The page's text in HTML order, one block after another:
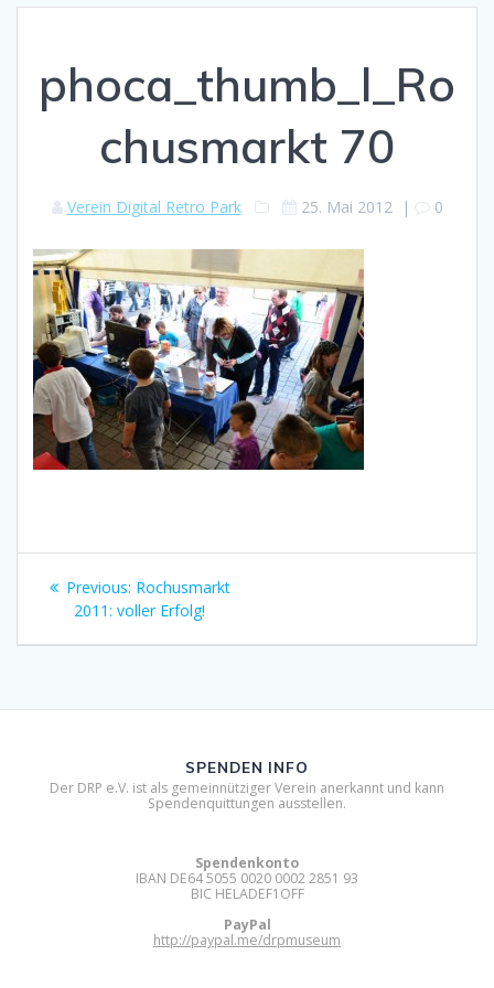
phoca_thumb_l_Ro
chusmarkt 70
Verein Digital Retro Park 25. Mai 2012 | 0
Beitragsnavigation
Previous: Previous
post:
Rochusmarkt
2011: voller Erfolg!
SPENDEN INFO
Der DRP e.V. ist als gemeinnütziger Verein anerkannt und kann
Spendenquittungen ausstellen.
Spendenkonto
IBAN DE64 5055 0020 0002 2851 93
BIC HELADEF1OFF
PayPal
http://paypal.me/drpmuseum